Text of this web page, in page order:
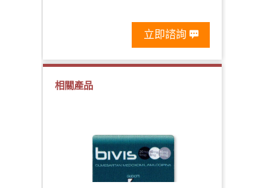
立即諮詢
相關產品